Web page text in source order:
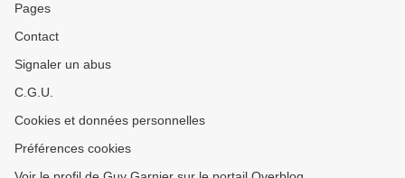
Pages
Contact
Signaler un abus
C.G.U.
Cookies et données personnelles
Préférences cookies